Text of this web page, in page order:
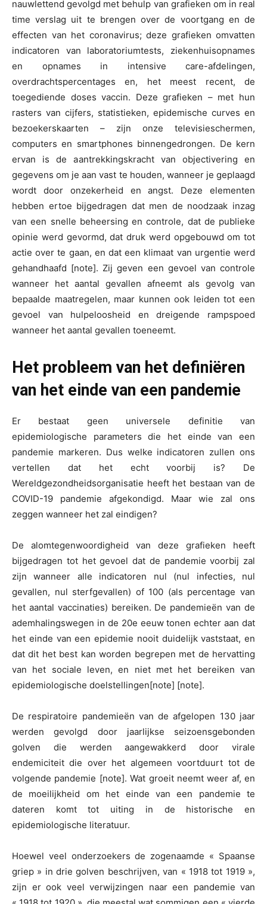
nauwlettend gevolgd met behulp van grafieken om in real
time verslag uit te brengen over de voortgang en de
effecten van het coronavirus; deze grafieken omvatten
indicatoren van laboratoriumtests, ziekenhuisopnames
en opnames in intensive care-afdelingen,
overdrachtspercentages en, het meest recent, de
toegediende doses vaccin. Deze grafieken – met hun
rasters van cijfers, statistieken, epidemische curves en
bezoekerskaarten – zijn onze televisieschermen,
computers en smartphones binnengedrongen. De kern
ervan is de aantrekkingskracht van objectivering en
gegevens om je aan vast te houden, wanneer je geplaagd
wordt door onzekerheid en angst. Deze elementen
hebben ertoe bijgedragen dat men de noodzaak inzag
van een snelle beheersing en controle, dat de publieke
opinie werd gevormd, dat druk werd opgebouwd om tot
actie over te gaan, en dat een klimaat van urgentie werd
gehandhaafd [note]. Zij geven een gevoel van controle
wanneer het aantal gevallen afneemt als gevolg van
bepaalde maatregelen, maar kunnen ook leiden tot een
gevoel van hulpeloosheid en dreigende rampspoed
wanneer het aantal gevallen toeneemt.
Het probleem van het definiëren
van het einde van een pandemie
Er bestaat geen universele definitie van
epidemiologische parameters die het einde van een
pandemie markeren. Dus welke indicatoren zullen ons
vertellen dat het echt voorbij is? De
Wereldgezondheidsorganisatie heeft het bestaan van de
COVID-19 pandemie afgekondigd. Maar wie zal ons
zeggen wanneer het zal eindigen?
De alomtegenwoordigheid van deze grafieken heeft
bijgedragen tot het gevoel dat de pandemie voorbij zal
zijn wanneer alle indicatoren nul (nul infecties, nul
gevallen, nul sterfgevallen) of 100 (als percentage van
het aantal vaccinaties) bereiken. De pandemieën van de
ademhalingswegen in de 20e eeuw tonen echter aan dat
het einde van een epidemie nooit duidelijk vaststaat, en
dat dit het best kan worden begrepen met de hervatting
van het sociale leven, en niet met het bereiken van
epidemiologische doelstellingen[note] [note].
De respiratoire pandemieën van de afgelopen 130 jaar
werden gevolgd door jaarlijkse seizoensgebonden
golven die werden aangewakkerd door virale
endemiciteit die over het algemeen voortduurt tot de
volgende pandemie [note]. Wat groeit neemt weer af, en
de moeilijkheid om het einde van een pandemie te
dateren komt tot uiting in de historische en
epidemiologische literatuur.
Hoewel veel onderzoekers de zogenaamde « Spaanse
griep » in drie golven beschrijven, van « 1918 tot 1919 »,
zijn er ook veel verwijzingen naar een pandemie van